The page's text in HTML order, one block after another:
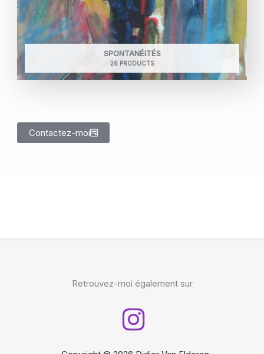
SPONTANÉITÉS
26 PRODUCTS
Contactez-moi
Retrouvez-moi également sur